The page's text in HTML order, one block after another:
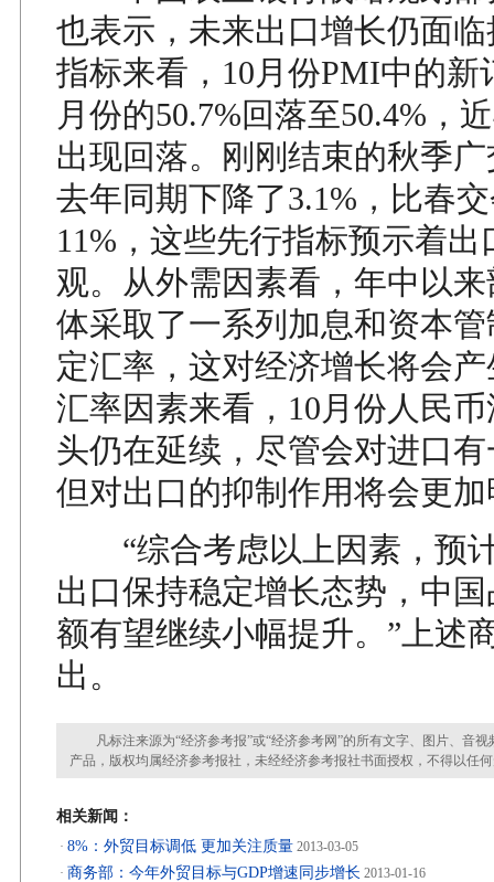
也表示，未来出口增长仍面
指标来看，10月份PMI中的新
月份的50.7%回落至50.4%，
出现回落。刚刚结束的秋季
去年同期下降了3.1%，比春
11%，这些先行指标预示着
观。从外需因素看，年中以
体采取了一系列加息和资本
定汇率，这对经济增长将会
汇率因素来看，10月份人民
头仍在延续，尽管会对进口
但对出口的抑制作用将会更
“综合考虑以上因素，预
出口保持稳定增长态势，中
额有望继续小幅提升。”上述
出。
凡标注来源为“经济参考报”或“经济参考网”的所有文字、图片、音视
产品，版权均属经济参考报社，未经经济参考报社书面授权，不得以任
相关新闻：
· 8%：外贸目标调低 更加关注质量 2013-03-05
· 商务部：今年外贸目标与GDP增速同步增长 2013-01-16